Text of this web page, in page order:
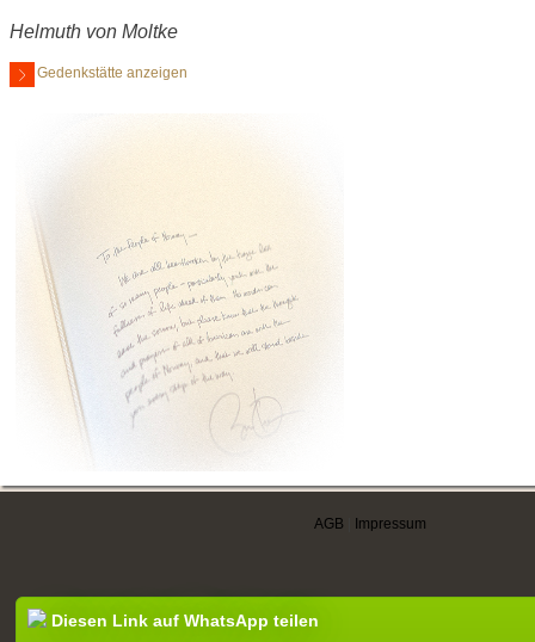
Helmuth von Moltke
Gedenkstätte anzeigen
AGB Impressum
Diesen Link auf WhatsApp teilen